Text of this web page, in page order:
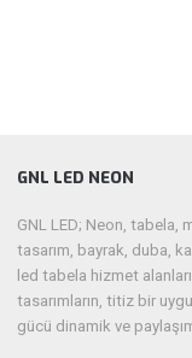
GNL LED NEON
GNL LED; Neon, tabela,
tasarım, bayrak, duba,
led tabela hizmet
tasarımların, titiz bir
gücü dinamik ve